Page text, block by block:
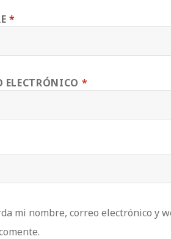
*
ELECTRÓNICO *
mi nombre, correo electrónico y